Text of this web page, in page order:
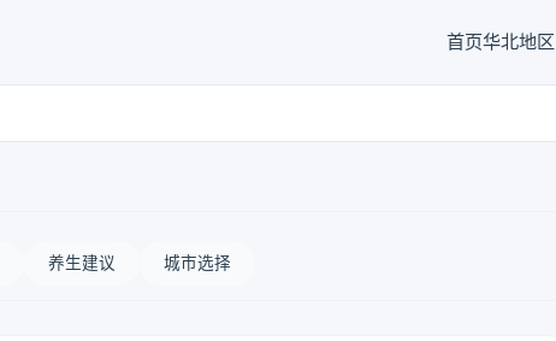
首页华北地区
养生建议 城市选择